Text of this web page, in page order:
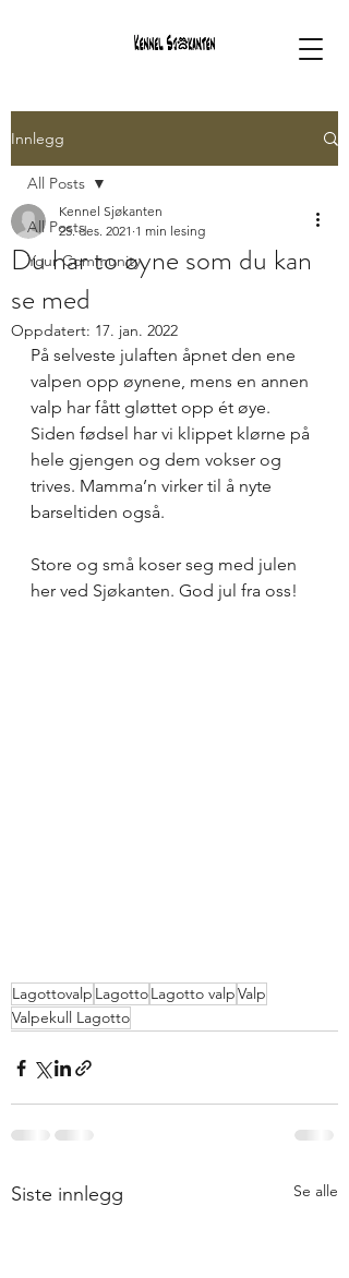
Innlegg
All Posts
Your Community
All Posts
Du har to øyne som du kan
se med
Kennel Sjøkanten
25. des. 2021 1 min lesing
Oppdatert: 17. jan. 2022
På selveste julaften åpnet den ene
valpen opp øynene, mens en annen
valp har fått gløttet opp ét øye.
Siden fødsel har vi klippet klørne på
hele gjengen og dem vokser og
trives. Mamma’n virker til å nyte
barseltiden også.
Store og små koser seg med julen
her ved Sjøkanten. God jul fra oss!
Lagottovalp LagottoLagotto valpValp
Valpekull Lagotto
Siste innlegg Se alle